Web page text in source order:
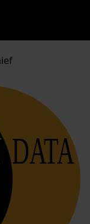
DATA